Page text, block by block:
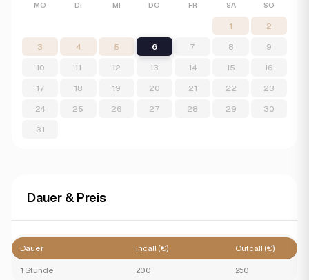
MO DI MI DO FR SA SO
1 2
3 4 5 6 7 8 9
10 11 12 13 14 15 16
17 18 19 20 21 22 23
24 25 26 27 28 29 30
31
Dauer & Preis
Dauer Incall (€) Outcall (€)
1 Stunde 200 250